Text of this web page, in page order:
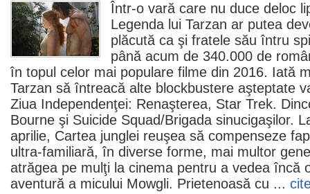
Într-o vară care nu duce deloc
Legenda lui Tarzan ar putea
plăcută ca şi fratele său întru
până acum de 340.000 de
în topul celor mai populare filme din 2016. Iată
Tarzan să întreacă alte blockbustere aşteptate
Ziua Independenţei: Renaşterea, Star Trek.
Bourne şi Suicide Squad/Brigada sinucigaşilor.
aprilie, Cartea junglei reuşea să compenseze
ultra-familiară, în diverse forme, mai multor
atrăgea pe mulţi la cinema pentru a vedea încă
aventură a micului Mowgli. Prietenoasă cu ...